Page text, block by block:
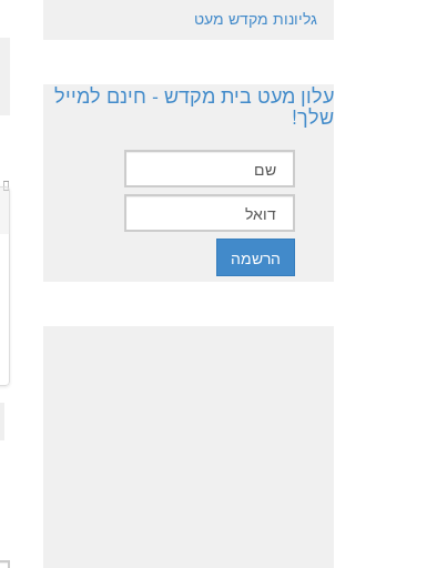
גליונות מקדש מעט
עלון מעט בית מקדש - חינם למייל
שלך!